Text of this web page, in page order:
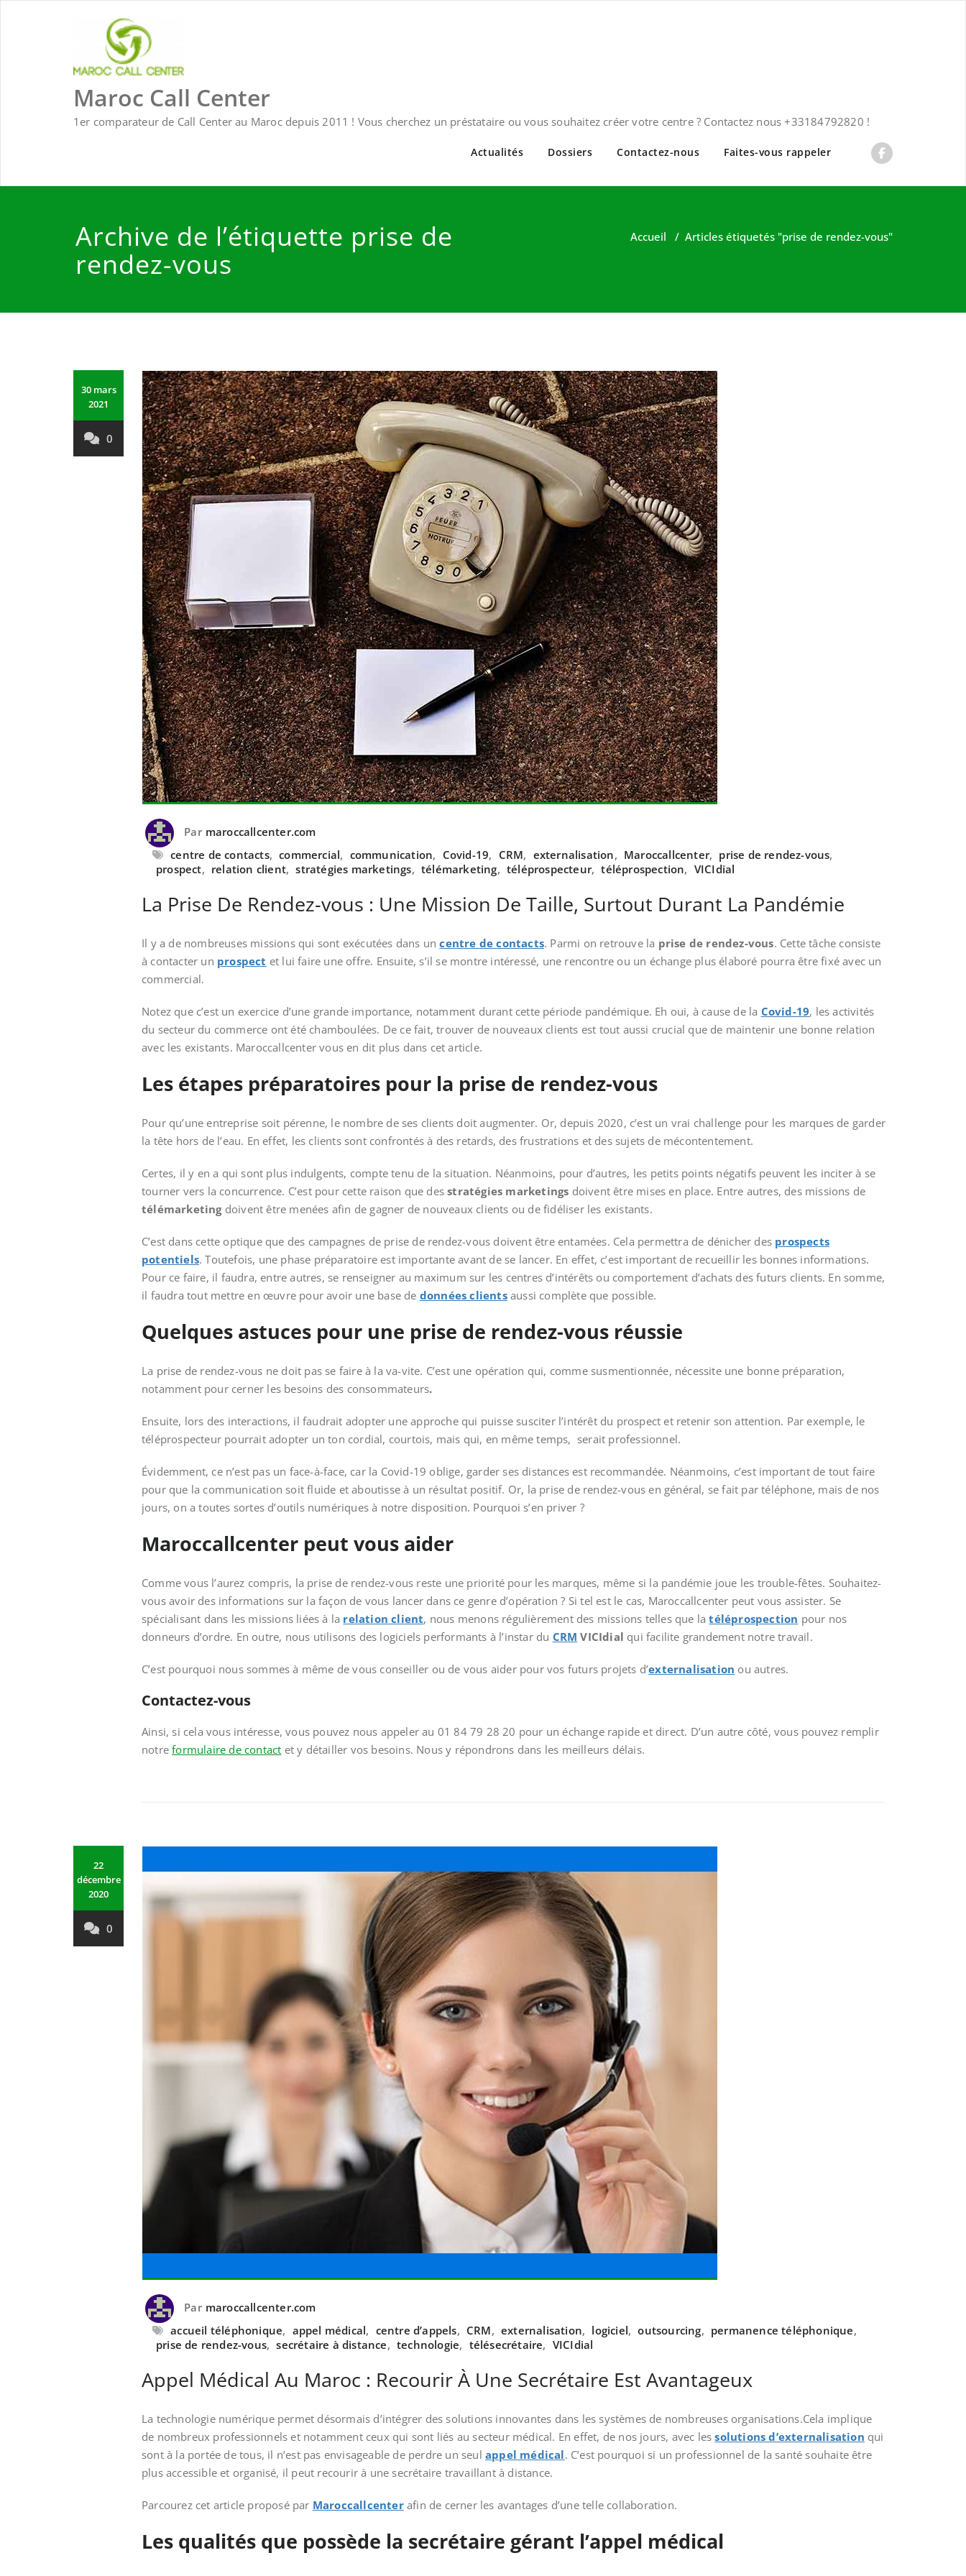
Maroc Call Center
1er comparateur de Call Center au Maroc depuis 2011 ! Vous cherchez un préstataire ou vous souhaitez créer votre centre ? Contactez nous +33184792820 !
Actualités Dossiers Contactez-nous Faites-vous rappeler
Archive de l’étiquette prise de
rendez-vous
Accueil / Articles étiquetés "prise de rendez-vous"
30 mars
2021
0
Par maroccallcenter.com
centre de contacts, commercial, communication, Covid-19, CRM, externalisation, Maroccallcenter, prise de rendez-vous,
prospect, relation client, stratégies marketings, télémarketing, téléprospecteur, téléprospection, VICIdial
La Prise De Rendez-vous : Une Mission De Taille, Surtout Durant La Pandémie
Il y a de nombreuses missions qui sont exécutées dans uncentre de contacts. Parmi on retrouve la prise de rendez-vous. Cette tâche consiste
à contacter un prospect et lui faire une offre. Ensuite, s’il se montre intéressé, une rencontre ou un échange plus élaboré pourra être fixé avec un
commercial.
Notez que c’est un exercice d’une grande importance, notamment durant cette période pandémique. Eh oui, à cause de la Covid-19, les activités
du secteur du commerce ont été chamboulées. De ce fait, trouver de nouveaux clients est tout aussi crucial que de maintenir une bonne relation
avec les existants. Maroccallcenter vous en dit plus dans cet article.
Les étapes préparatoires pour la prise de rendez-vous
Pour qu’une entreprise soit pérenne, le nombre de ses clients doit augmenter. Or, depuis 2020, c’est un vrai challenge pour les marques de garder
la tête hors de l’eau. En effet, les clients sont confrontés à des retards, des frustrations et des sujets de mécontentement.
Certes, il y en a qui sont plus indulgents, compte tenu de la situation. Néanmoins, pour d’autres, les petits points négatifs peuvent les inciter à se
tourner vers la concurrence. C’est pour cette raison que desstratégies marketings doivent être mises en place. Entre autres, des missions de
télémarketingdoivent être menées afin de gagner de nouveaux clients ou de fidéliser les existants.
C’est dans cette optique que des campagnes de prise de rendez-vous doivent être entamées. Cela permettra de dénicher des prospects
potentiels. Toutefois, une phase préparatoire est importante avant de se lancer. En effet, c’est important de recueillir les bonnes informations.
Pour ce faire, il faudra, entre autres, se renseigner au maximum sur les centres d’intérêts ou comportement d’achats des futurs clients. En somme,
il faudra tout mettre en œuvre pour avoir une base de données clientsaussi complète que possible.
Quelques astuces pour une prise de rendez-vous réussie
La prise de rendez-vous ne doit pas se faire à la va-vite. C’est une opération qui, comme susmentionnée, nécessite une bonne préparation,
notamment pour cerner les besoins des consommateurs.
Ensuite, lors des interactions, il faudrait adopter une approche qui puisse susciter l’intérêt du prospect et retenir son attention. Par exemple, le
téléprospecteur pourrait adopter un ton cordial, courtois, mais qui, en même temps, serait professionnel.
Évidemment, ce n’est pas un face-à-face, car la Covid-19 oblige, garder ses distances est recommandée. Néanmoins, c’est important de tout faire
pour que la communication soit fluide et aboutisse à un résultat positif. Or, la prise de rendez-vous en général, se fait par téléphone, mais de nos
jours, on a toutes sortes d’outils numériques à notre disposition. Pourquoi s’en priver ?
Maroccallcenter peut vous aider
Comme vous l’aurez compris, la prise de rendez-vous reste une priorité pour les marques, même si la pandémie joue les trouble-fêtes. Souhaitez-
vous avoir des informations sur la façon de vous lancer dans ce genre d’opération ? Si tel est le cas, Maroccallcenter peut vous assister. Se
spécialisant dans les missions liées à la relation client, nous menons régulièrement des missions telles que latéléprospection pour nos
donneurs d’ordre. En outre, nous utilisons des logiciels performants à l’instar du CRM VICIdial qui facilite grandement notre travail.
C’est pourquoi nous sommes à même de vous conseiller ou de vous aider pour vos futurs projets d’externalisation ou autres.
Contactez-vous
Ainsi, si cela vous intéresse, vous pouvez nous appeler au 01 84 79 28 20 pour un échange rapide et direct. D’un autre côté, vous pouvez remplir
notreformulaire de contact et y détailler vos besoins. Nous y répondrons dans les meilleurs délais.
22
décembre
2020
0
Par maroccallcenter.com
accueil téléphonique, appel médical, centre d’appels, CRM, externalisation, logiciel, outsourcing, permanence téléphonique,
prise de rendez-vous, secrétaire à distance, technologie, télésecrétaire, VICIdial
Appel Médical Au Maroc : Recourir À Une Secrétaire Est Avantageux
La technologie numérique permet désormais d’intégrer des solutions innovantes dans les systèmes de nombreuses organisations.Cela implique
de nombreux professionnels et notamment ceux qui sont liés au secteur médical. En effet, de nos jours, avec lessolutions d’externalisation qui
sont à la portée de tous, il n’est pas envisageable de perdre un seulappel médical. C’est pourquoi si un professionnel de la santé souhaite être
plus accessible et organisé, il peut recourir à une secrétaire travaillant à distance.
Parcourez cet article proposé par Maroccallcenterafin de cerner les avantages d’une telle collaboration.
Les qualités que possède la secrétaire gérant l’appel médical